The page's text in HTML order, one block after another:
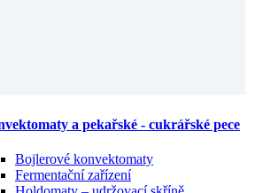
a pekařské - cukrářské pece
Bojlerové konvektomaty
Fermentační zařízení